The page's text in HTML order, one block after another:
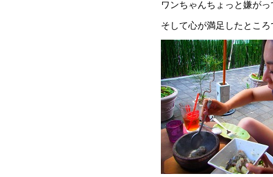
ワンちゃんちょっと嫌が
そして心が満足したとこ